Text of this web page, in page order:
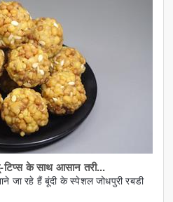
के साथ आसान तरी...
जा रहे हैं बूंदी के स्पेशल जोधपुरी रबडी